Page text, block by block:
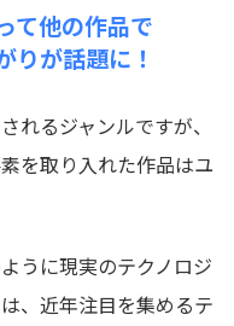
て他の作品で
りが話題に！
れるジャンルですが、
を取り入れた作品はユ
うに現実のテクノロジ
、近年注目を集めるテ